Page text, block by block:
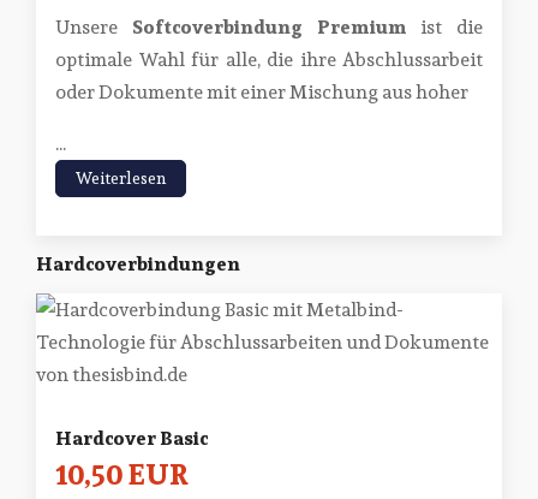
Unsere Softcoverbindung Premium ist die
optimale Wahl für alle, die ihre Abschlussarbeit
oder Dokumente mit einer Mischung aus hoher
...
Weiterlesen
Hardcoverbindungen
Hardcover Basic
10,50 EUR